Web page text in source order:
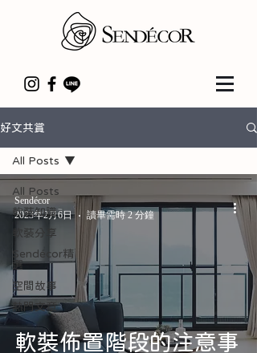
好文共賞
All Posts
軟裝知識
軟裝分享
Sendécor精
選
空間故事
熱門文章
All Posts
軟裝佈置階段的注意事
Sendécor
2023年2月6日
讀畢需時 2 分鐘